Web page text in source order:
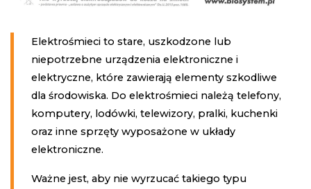
Elektrośmieci to stare, uszkodzone lub
niepotrzebne urządzenia elektroniczne i
elektryczne, które zawierają elementy szkodliwe
dla środowiska. Do elektrośmieci należą telefony,
komputery, lodówki, telewizory, pralki, kuchenki
oraz inne sprzęty wyposażone w układy
elektroniczne.
Ważne jest, aby nie wyrzucać takiego typu